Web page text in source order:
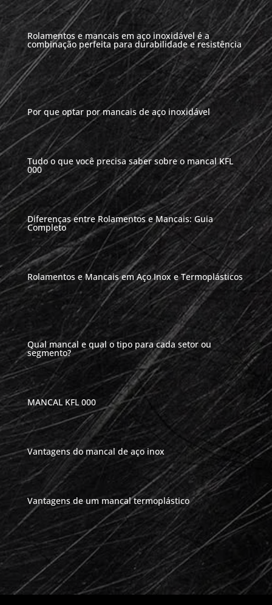
Rolamentos e mancais em aço inoxidável é a
combinação perfeita para durabilidade e resistência
Por que optar por mancais de aço inoxidável
Tudo o que você precisa saber sobre o mancal KFL
000
Diferenças entre Rolamentos e Mancais: Guia
Completo
Rolamentos e Mancais em Aço Inox e Termoplásticos
Qual mancal e qual o tipo para cada setor ou
segmento?
MANCAL KFL 000
Vantagens do mancal de aço inox
Vantagens de um mancal termoplástico